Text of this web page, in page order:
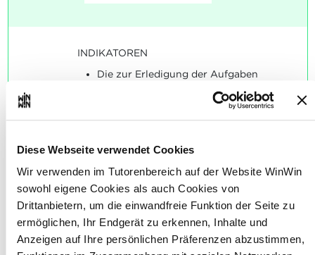
Diese Webseite verwendet Cookies
Wir verwenden im Tutorenbereich auf der Website WinWin
sowohl eigene Cookies als auch Cookies von
Drittanbietern, um die einwandfreie Funktion der Seite zu
ermöglichen, Ihr Endgerät zu erkennen, Inhalte und
Anzeigen auf Ihre persönlichen Präferenzen abzustimmen,
INDIKATOREN
Die zur Erledigung der Aufgaben
zusammengestellt.
SOCKEL
Die Planung ist sachgerecht und
vollständig.
Die Material- und Werkzeuglisten sind
vollständig.